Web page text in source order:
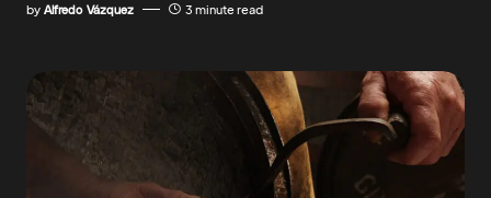
by Alfredo Vázquez 3 minute read